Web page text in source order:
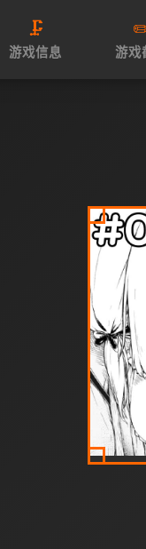
🗜️
游戏信息 游戏